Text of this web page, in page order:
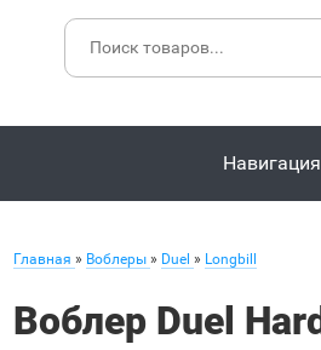
Навигация
Главная » Воблеры » Duel » Longbill
Воблер Duel